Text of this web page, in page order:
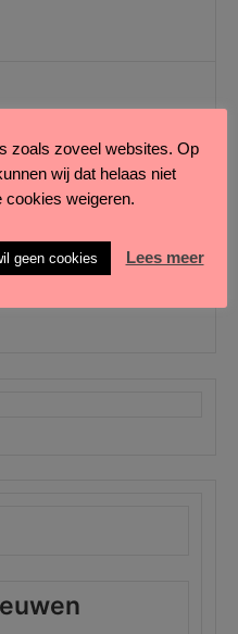
momenteel Marianne
litho’s en
te zien, gemaakt van
is Meije 300,
zoals zoveel websites. Op
wij dat helaas niet
cookies weigeren.
geen cookies Lees meer